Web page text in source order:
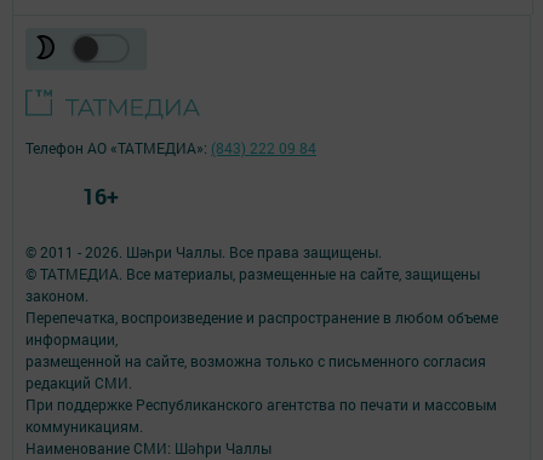
© 2011 - 2026. Шәһри Чаллы. Все права защищены.
© ТАТМЕДИА. Все материалы, размещенные на сайте, защищены
законом.
Перепечатка, воспроизведение и распространение в любом объеме
информации,
размещенной на сайте, возможна только с письменного согласия
редакций СМИ.
При поддержке Республиканского агентства по печати и массовым
коммуникациям.
Наименование СМИ: Шəhри Чаллы
Телефон АО «ТАТМЕДИА»: (843) 222 09 84
16+